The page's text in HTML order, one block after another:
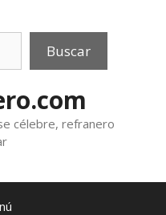
Buscar
célebre, refranero